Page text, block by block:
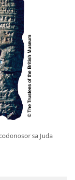
sa Juda